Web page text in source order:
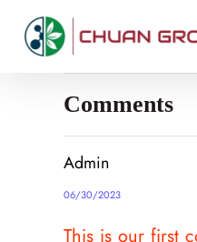
Comments
Admin
06/30/2023
This is our first